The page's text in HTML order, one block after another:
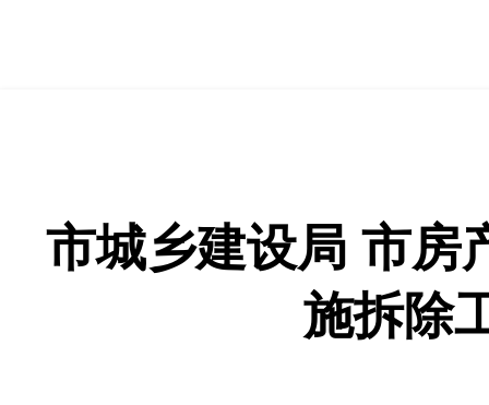
市城乡建设局 市房
施拆除